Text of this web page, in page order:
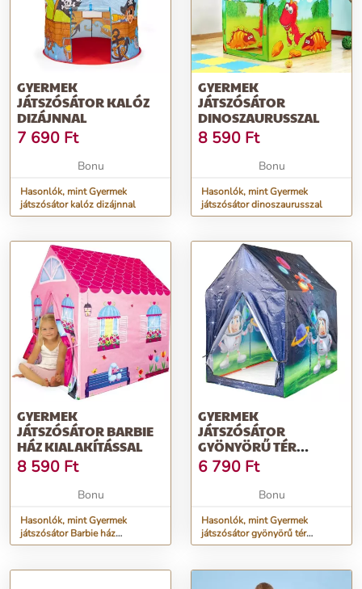
GYERMEK
JÁTSZÓSÁTOR KALÓZ
DIZÁJNNAL
7 690 Ft
Bonu
Hasonlók, mint Gyermek
játszósátor kalóz dizájnnal
GYERMEK
JÁTSZÓSÁTOR
DINOSZAURUSSZAL
8 590 Ft
Bonu
Hasonlók, mint Gyermek
játszósátor dinoszaurusszal
GYERMEK
JÁTSZÓSÁTOR BARBIE
HÁZ KIALAKÍTÁSSAL
8 590 Ft
Bonu
Hasonlók, mint Gyermek
játszósátor Barbie ház
kialakítással
GYERMEK
JÁTSZÓSÁTOR
GYÖNYÖRŰ TÉR
MOTÍVUMMAL
6 790 Ft
Bonu
Hasonlók, mint Gyermek
játszósátor gyönyörű tér
motívummal